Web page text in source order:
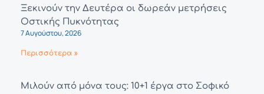
Ξεκινούν την Δευτέρα οι δωρεάν μετρήσεις
Οστικής Πυκνότητας
7 Αυγούστου, 2026
Περισσότερα »
Μιλούν από μόνα τους: 10+1 έργα στο Σοφικό